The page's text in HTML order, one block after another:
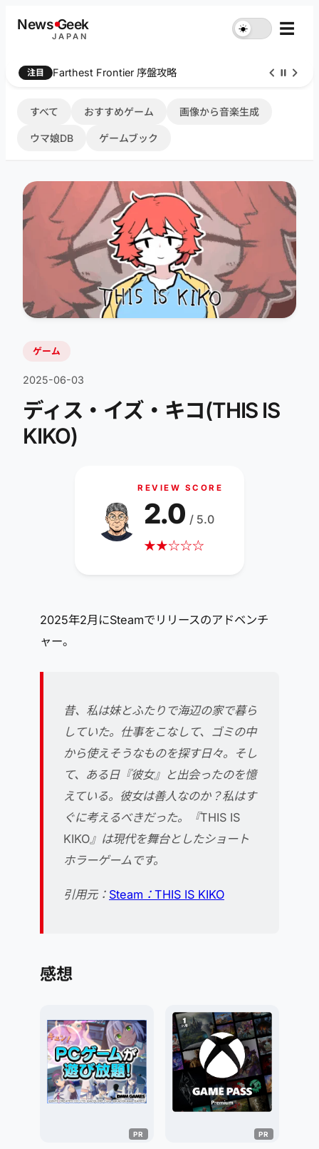
NewsGeek
JAPAN
☀︎ ☰
注目 Farthest Frontier 序盤攻略
すべて おすすめゲーム 画像から音楽生成
ウマ娘DB ゲームブック
ゲーム
2025-06-03
ディス・イズ・キコ(THIS IS
KIKO)
REVIEW SCORE
★★☆☆☆
2.0 / 5.0
2025年2月にSteamでリリースのアドベンチ
ャー。
昔、私は妹とふたりで海辺の家で暮ら
していた。仕事をこなして、ゴミの中
から使えそうなものを探す日々。そし
て、ある日『彼女』と出会ったのを憶
えている。彼女は善人なのか？私はす
ぐに考えるべきだった。『THIS IS
KIKO』は現代を舞台としたショート
ホラーゲームです。
引用元： Steam：THIS IS KIKO
感想